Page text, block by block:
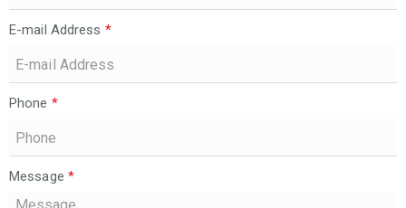
E-mail Address *
Phone *
Message *